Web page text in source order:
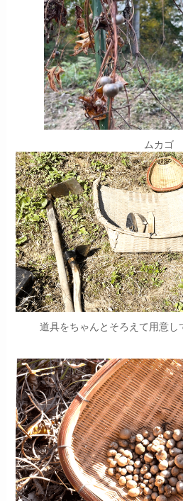
ムカゴ
道具をちゃんとそろえて用意し